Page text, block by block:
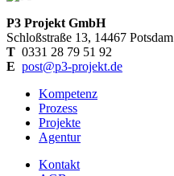
P3 Projekt GmbH
Schloßstraße 13, 14467 Potsdam
T 0331 28 79 51 92
E post@p3-projekt.de
Kompetenz
Prozess
Projekte
Agentur
Kontakt